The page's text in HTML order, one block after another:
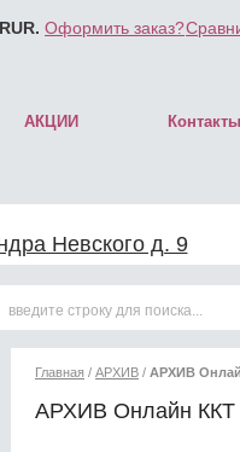
RUR. Оформить заказ?
АКЦИИ Контакты
Невского д. 9
Главная / АРХИВ / АРХИВ
АРХИВ Онлайн ККТ